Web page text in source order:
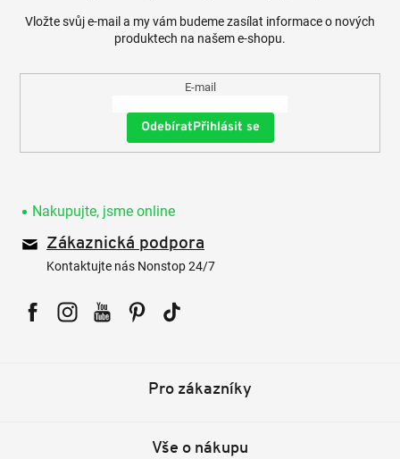
Vložte svůj e-mail a my vám budeme zasílat informace o nových
produktech na našem e-shopu.
E-mail
Přihlásit se
Nakupujte, jsme online
Zákaznická podpora
Kontaktujte nás Nonstop 24/7
Pro zákazníky
Vše o nákupu